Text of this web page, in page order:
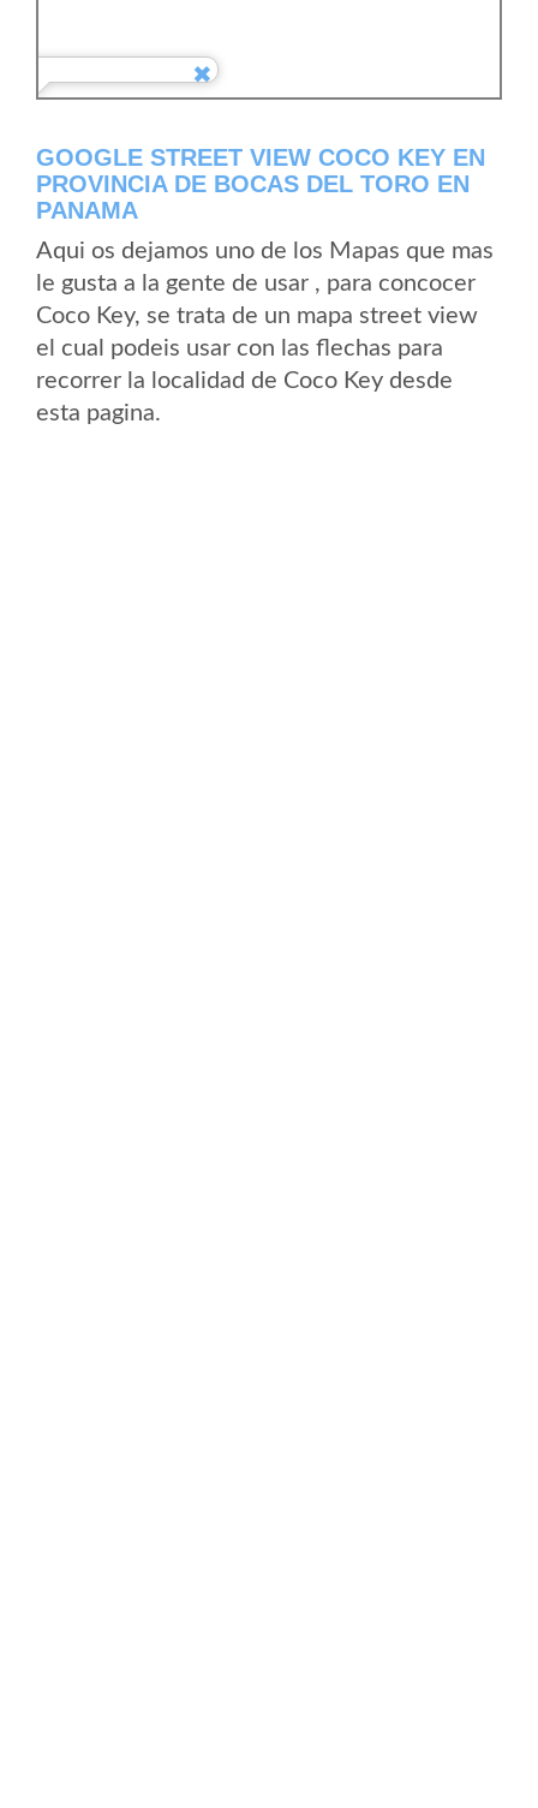
GOOGLE STREET VIEW COCO KEY EN
PROVINCIA DE BOCAS DEL TORO EN
PANAMA
Aqui os dejamos uno de los Mapas que mas
le gusta a la gente de usar , para concocer
Coco Key, se trata de un mapa street view
el cual podeis usar con las flechas para
recorrer la localidad de Coco Key desde
esta pagina.